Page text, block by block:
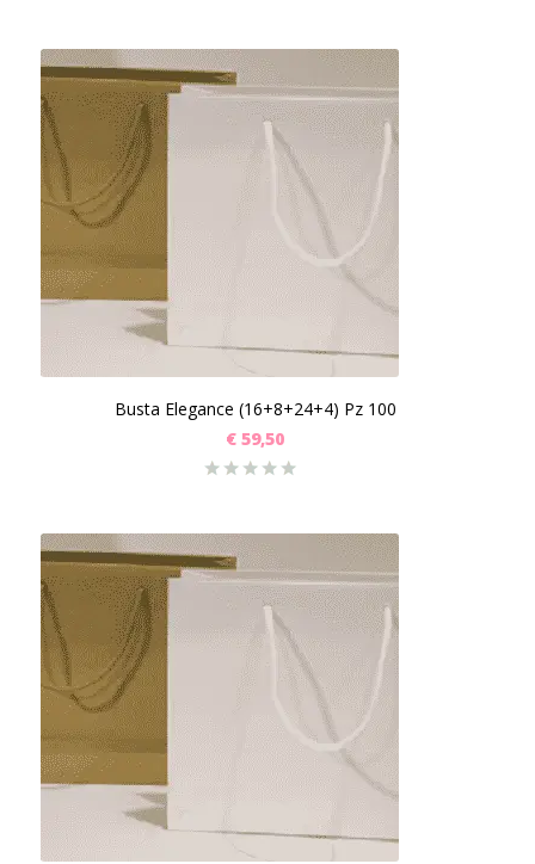
Busta Elegance (16+8+24+4) Pz 100
€ 59,50